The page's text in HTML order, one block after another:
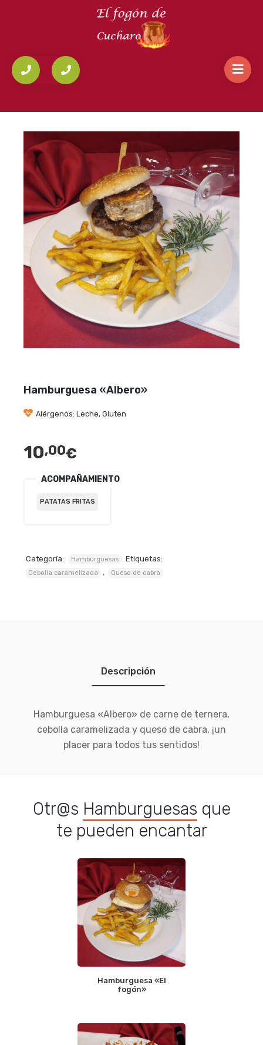
Hamburguesa «Albero»
Alérgenos: Leche, Gluten
10,00€
ACOMPAÑAMIENTO
PATATAS FRITAS
Categoría: Hamburguesas Etiquetas:
Cebolla caramelizada , Queso de cabra
Descripción
Hamburguesa «Albero» de carne de ternera,
cebolla caramelizada y queso de cabra, ¡un
placer para todos tus sentidos!
Otr@s Hamburguesas que
te pueden encantar
Hamburguesa «El
fogón»